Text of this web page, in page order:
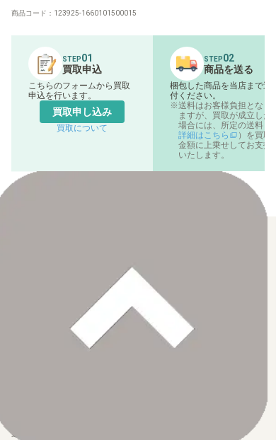
商品コード： 123925-1660101500015
STEP01
買取申込
こちらのフォームから買取
申込を行います。
買取申し込み
買取について
STEP02
商品を送る
梱包した商品を当店まで送
付ください。
送料はお客様負担となり
ますが、買取が成立した
場合には、所定の送料（
詳細はこちら
）を買取
金額に上乗せしてお支払
いたします。
各種ブランドのカードをご利用いただけます。
【Paidy（後払い/コンビニ払い）】
お支払後の在庫確保となりますため、お早めにお支払をお願いし
なお、お支払口座は、注文確認メールに記載しております。
振込手数料はお客様負担となります。
送料：100円（税込）（全国一律）